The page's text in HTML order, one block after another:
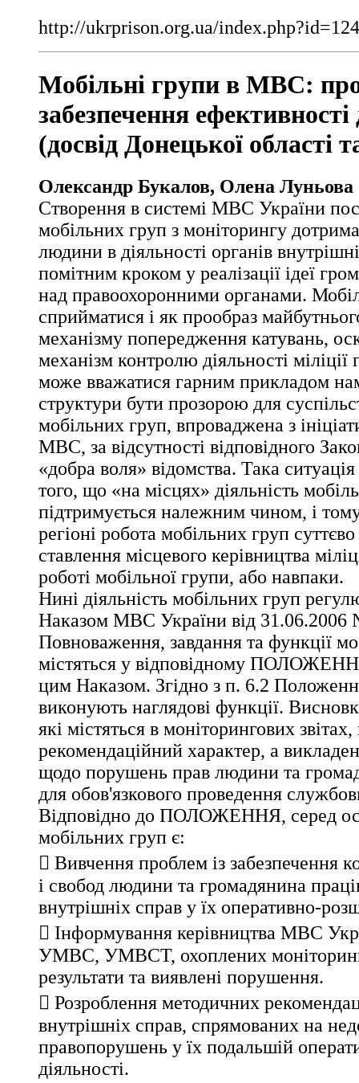
http://ukrprison.org.ua/
Мобільні групи в МВС:
забезпечення ефективності
(досвід Донецької
Олександр Букалов, Олена Луньова
Створення в системі МВС України
мобільних груп з моніторингу
людини в діяльності органів
помітним кроком у реалізації ідеї
над правоохоронними органами.
сприйматися і як прообраз
механізму попередження катувань,
механізм контролю діяльності міліції
може вважатися гарним прикладом
структури бути прозорою для
мобільних груп, впроваджена з
МВС, за відсутності відповідного
«добра воля» відомства. Така
того, що «на місцях» діяльність
підтримується належним чином, і
регіоні робота мобільних груп
ставлення місцевого керівництва
роботі мобільної групи, або навпаки.
Нині діяльність мобільних груп
Наказом МВС України від 31.06.2006
Повноваження, завдання та функції
містяться у відповідному
цим Наказом. Згідно з п. 6.2
виконують наглядові функції.
які містяться в моніторингових
рекомендаційний характер, а
щодо порушень прав людини та
для обов'язкового проведення
Відповідно до ПОЛОЖЕННЯ, серед
мобільних груп є:
 Вивчення проблем із забезпечення
і свобод людини та громадянина
внутрішніх справ у їх оперативно-
 Інформування керівництва МВС
УМВС, УМВСТ, охоплених
результати та виявлені порушення.
 Розроблення методичних
внутрішніх справ, спрямованих на
правопорушень у їх подальшій
діяльності.